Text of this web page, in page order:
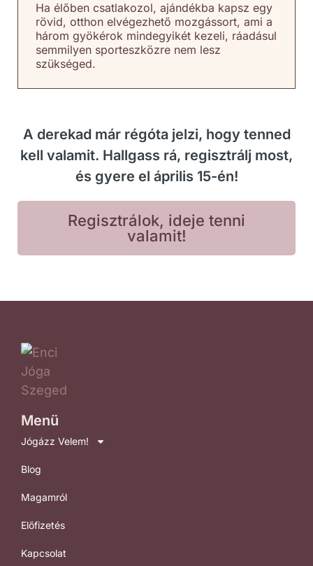
Ha élőben csatlakozol, ajándékba kapsz egy
rövid, otthon elvégezhető mozgássort, ami a
három gyökérok mindegyikét kezeli, ráadásul
semmilyen sporteszközre nem lesz
szükséged.
A derekad már régóta jelzi, hogy tenned
kell valamit. Hallgass rá, regisztrálj most,
és gyere el április 15-én!
Regisztrálok, ideje tenni
valamit!
Menü
Jógázz Velem!
Blog
Magamról
Előfizetés
Kapcsolat